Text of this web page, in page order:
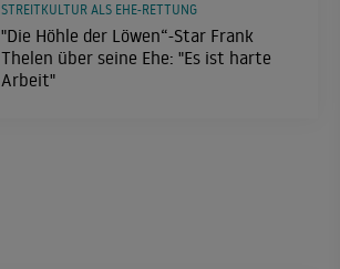
"Die Höhle der Löwen“-Star Frank
Thelen über seine Ehe: "Es ist harte
Arbeit"
STREITKULTUR ALS EHE-RETTUNG